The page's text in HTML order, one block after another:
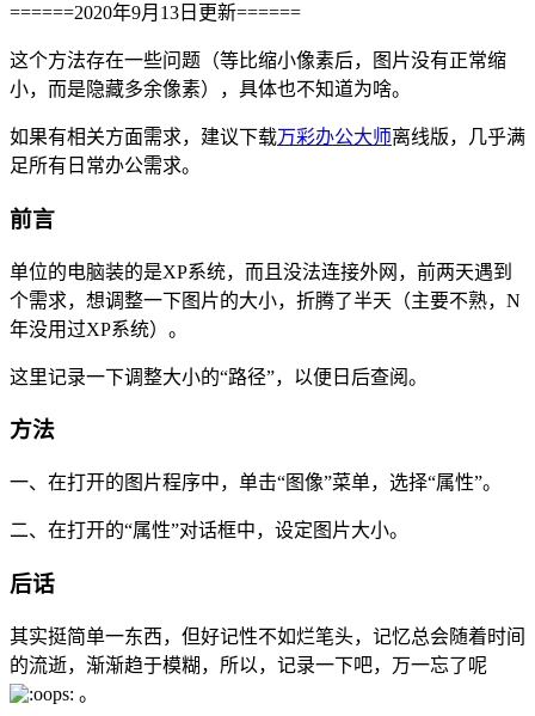
======2020年9月13日更新======
这个方法存在一些问题（等比缩小像素后，图片没有正常缩
小，而是隐藏多余像素），具体也不知道为啥。
如果有相关方面需求，建议下载万彩办公大师离线版，几乎满
足所有日常办公需求。
前言
单位的电脑装的是XP系统，而且没法连接外网，前两天遇到
个需求，想调整一下图片的大小，折腾了半天（主要不熟，N
年没用过XP系统）。
这里记录一下调整大小的“路径”，以便日后查阅。
方法
一、在打开的图片程序中，单击“图像”菜单，选择“属性”。
二、在打开的“属性”对话框中，设定图片大小。
后话
其实挺简单一东西，但好记性不如烂笔头，记忆总会随着时间
的流逝，渐渐趋于模糊，所以，记录一下吧，万一忘了呢
。